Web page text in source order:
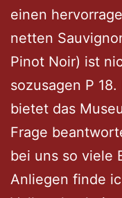
einen
netten
Pinot Noir) ist
sozusagen P
bietet das
Frage
bei uns so viele
Anliegen finde